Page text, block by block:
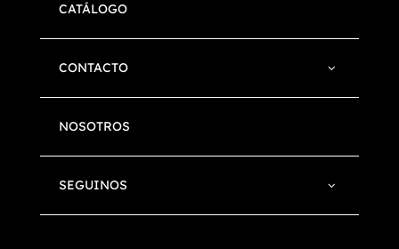
CATÁLOGO
CONTACTO
NOSOTROS
SEGUINOS